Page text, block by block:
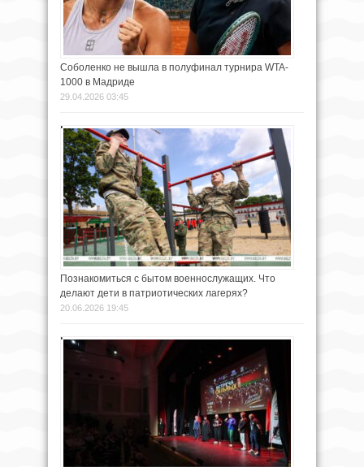
Соболенко не вышла в полуфинал турнира WTA-
1000 в Мадриде
29.04.2026 03:45
Познакомиться с бытом военнослужащих. Что
делают дети в патриотических лагерях?
20.06.2026 19:45